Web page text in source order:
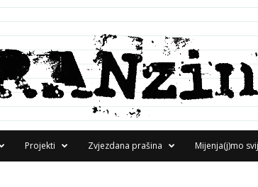
Projekti Zvjezdana prašina Mijenja(j)mo